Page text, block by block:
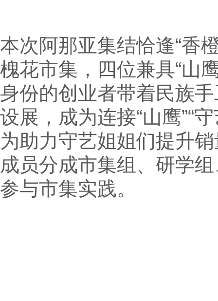
本次阿那亚集结恰逢“香
槐花市集，四位兼具“山
身份的创业者带着民族
设展，成为连接“山鹰”“
为助力守艺姐姐们提升
成员分成市集组、研学
参与市集实践。